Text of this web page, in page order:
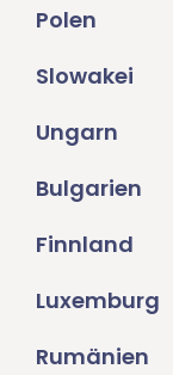
Polen
Slowakei
Ungarn
Bulgarien
Finnland
Luxemburg
Rumänien